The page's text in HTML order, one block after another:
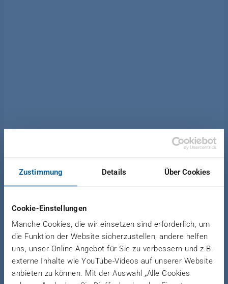
Zustimmung Details Über Cookies
Cookie-Einstellungen
Manche Cookies, die wir einsetzen sind erforderlich, um
die Funktion der Website sicherzustellen, andere helfen
uns, unser Online-Angebot für Sie zu verbessern und z.B.
externe Inhalte wie YouTube-Videos auf unserer Website
anbieten zu können. Mit der Auswahl „Alle Cookies
VOM PRESSENHERSTELLER
ZUM INTERNATIONAL
GESAMTANLAGENANBIETER
Wolf-Gerd Dieffenbacher wird 70